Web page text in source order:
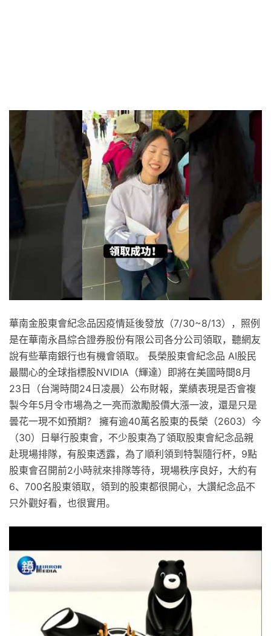
華南金股東會紀念品因疫情延後發放（7/30~8/13），照例
是在華南永昌綜合證券股份有限公司各分公司領取，聽網友
說有些華南銀行也有機會領取。 長榮股東會紀念品 AI股民
最關心的全球指標股NVIDIA（輝達）即將在美國時間8月
23日（台灣時間24日凌晨）公布財報，業績表現是否會複
製今年5月令市場為之一亮而激勵股價大漲一波，還是只是
曇花一現不如預期？ 擁有逾40萬名股東的長榮（2603）今
（30）日舉行股東會，不少股東為了領取股東會紀念品親
赴現場排隊，有股東透露，為了順利領到特製隨行杯，9點
股東會召開前2小時就來排隊等待，現場秩序良好，大約有
6、700名股東領取，領到的股東都很開心，大讚紀念品不
只外觀好看，也很實用。